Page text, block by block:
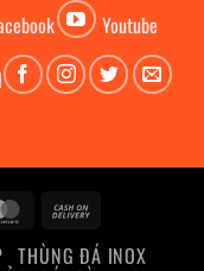
Youtube
MasterCard
Delivery
THÙNG ĐÁ INOX